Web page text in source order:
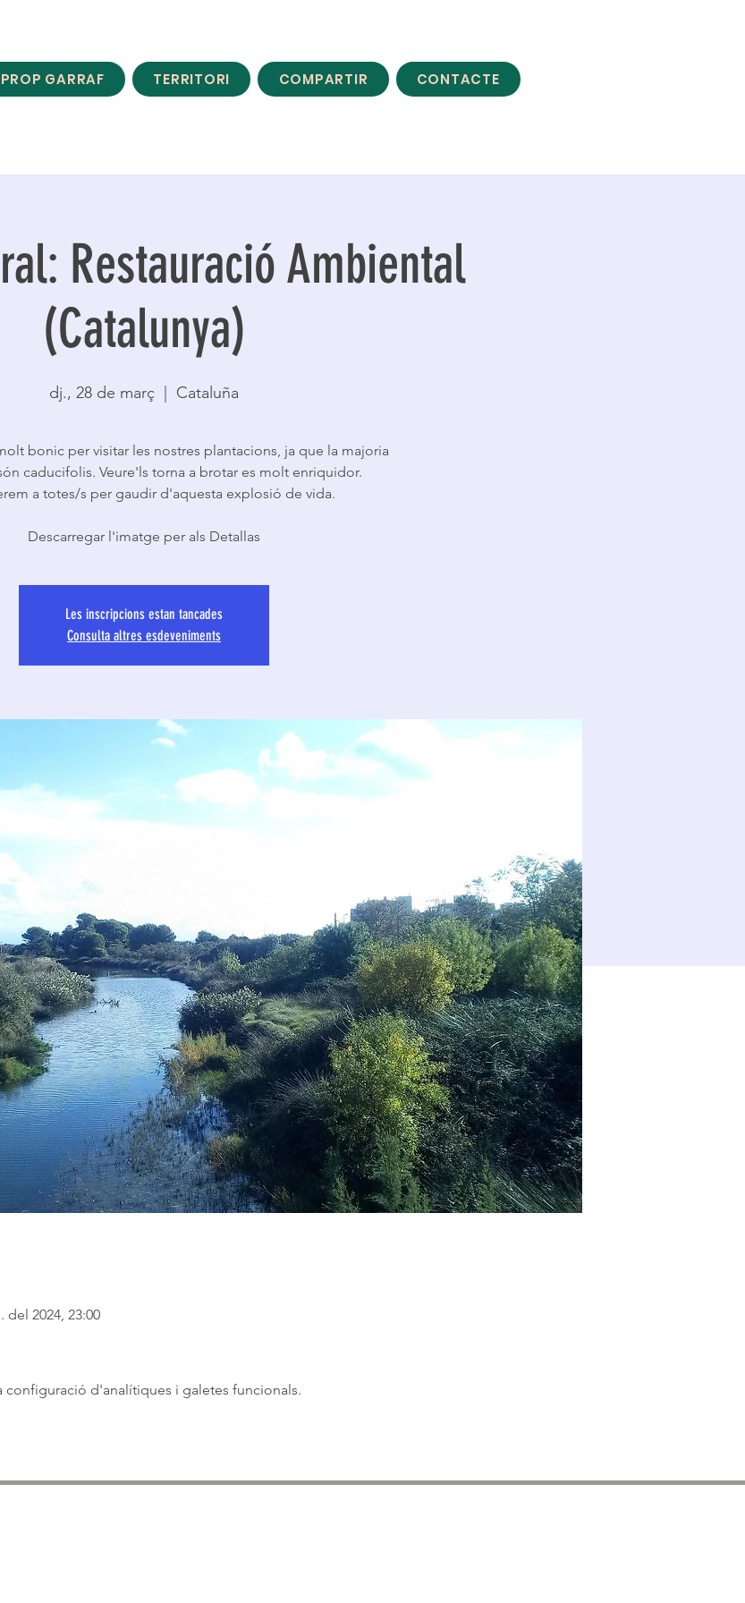
GARRAF TERRITORI COMPARTIR CONTACTE
Restauració Ambiental
(Catalunya)
dj., 28 de març Cataluña
bonic per visitar les nostres plantacions, ja que la majoria
caducifolis. Veure'ls torna a brotar es molt enriquidor.
a totes/s per gaudir d'aquesta explosió de vida.
Descarregar l'imatge per als Detallas
Les inscripcions estan tancades
Consulta altres esdeveniments
del 2024, 23:00
d'analítiques i galetes funcionals.